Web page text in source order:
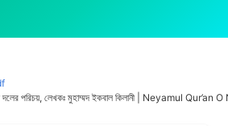
দলের পরিচয়, লেখকঃ মুহাম্মদ ইকবাল কিলানী | Neyamul